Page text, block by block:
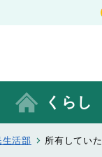
くらし
生活部 所有してい